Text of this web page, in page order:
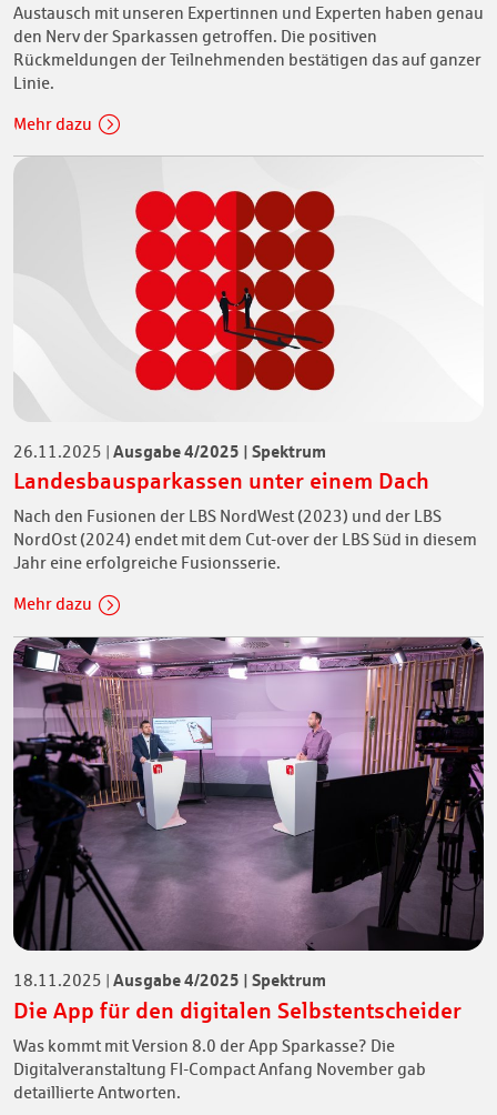
Austausch mit unseren Expertinnen und Experten haben genau
den Nerv der Sparkassen getroffen. Die positiven
Rückmeldungen der Teilnehmenden bestätigen das auf ganzer
Linie.
Mehr dazu
26.11.2025 | Ausgabe 4/2025 | Spektrum
Landesbausparkassen unter einem Dach
Nach den Fusionen der LBS NordWest (2023) und der LBS
NordOst (2024) endet mit dem Cut-over der LBS Süd in diesem
Jahr eine erfolgreiche Fusionsserie.
Mehr dazu
18.11.2025 | Ausgabe 4/2025 | Spektrum
Die App für den digitalen Selbstentscheider
Was kommt mit Version 8.0 der App Sparkasse? Die
Digitalveranstaltung FI-Compact Anfang November gab
detaillierte Antworten.